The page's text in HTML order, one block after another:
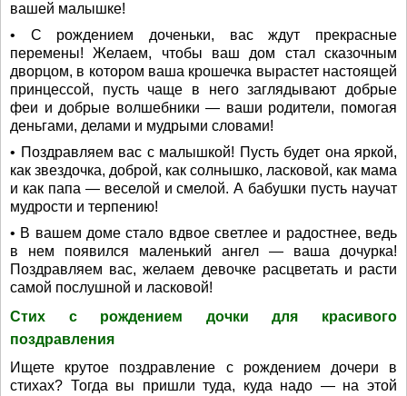
вашей малышке!
• С рождением доченьки, вас ждут прекрасные
перемены! Желаем, чтобы ваш дом стал сказочным
дворцом, в котором ваша крошечка вырастет настоящей
принцессой, пусть чаще в него заглядывают добрые
феи и добрые волшебники — ваши родители, помогая
деньгами, делами и мудрыми словами!
• Поздравляем вас с малышкой! Пусть будет она яркой,
как звездочка, доброй, как солнышко, ласковой, как мама
и как папа — веселой и смелой. А бабушки пусть научат
мудрости и терпению!
• В вашем доме стало вдвое светлее и радостнее, ведь
в нем появился маленький ангел — ваша дочурка!
Поздравляем вас, желаем девочке расцветать и расти
самой послушной и ласковой!
Стих с рождением дочки для красивого
поздравления
Ищете крутое поздравление с рождением дочери в
стихах? Тогда вы пришли туда, куда надо — на этой